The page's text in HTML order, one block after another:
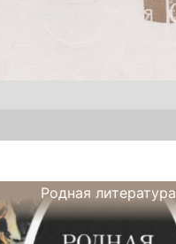
Родная литература